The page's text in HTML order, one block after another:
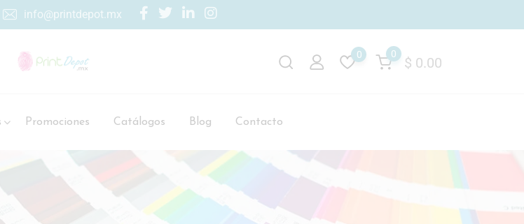
info@printdepot.mx
$ 0.00
0
0
Promociones Catálogos Blog Contacto